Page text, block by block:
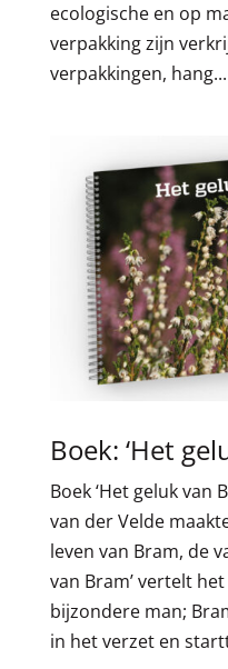
ecologische en op
verpakking zijn
verpakkingen, hang...
Boek: ‘Het
Boek ‘Het geluk van
van der Velde
leven van Bram, de
van Bram’ vertelt
bijzondere man;
in het verzet en